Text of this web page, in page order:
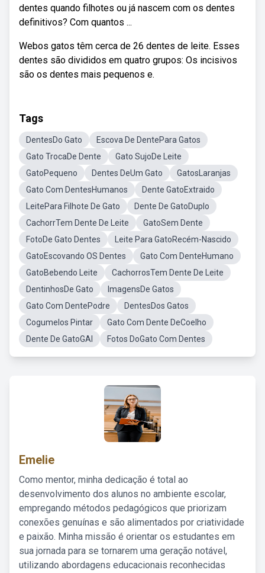
dentes quando filhotes ou já nascem com os dentes
definitivos? Com quantos ...
Webos gatos têm cerca de 26 dentes de leite. Esses
dentes são divididos em quatro grupos: Os incisivos
são os dentes mais pequenos e.
Tags
DentesDo Gato
Escova De DentePara Gatos
Gato TrocaDe Dente
Gato SujoDe Leite
GatoPequeno
Dentes DeUm Gato
GatosLaranjas
Gato Com DentesHumanos
Dente GatoExtraido
LeitePara Filhote De Gato
Dente De GatoDuplo
CachorrTem Dente De Leite
GatoSem Dente
FotoDe Gato Dentes
Leite Para GatoRecém-Nascido
GatoEscovando OS Dentes
Gato Com DenteHumano
GatoBebendo Leite
CachorrosTem Dente De Leite
DentinhosDe Gato
ImagensDe Gatos
Gato Com DentePodre
DentesDos Gatos
Cogumelos Pintar
Gato Com Dente DeCoelho
Dente De GatoGAI
Fotos DoGato Com Dentes
Emelie
Como mentor, minha dedicação é total ao
desenvolvimento dos alunos no ambiente escolar,
empregando métodos pedagógicos que priorizam
conexões genuínas e são alimentados por criatividade
e paixão. Minha missão é orientar os estudantes em
sua jornada para se tornarem uma geração notável,
utilizando abordagens educacionais reconhecidas